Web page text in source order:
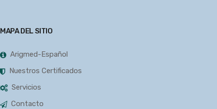
MAPA DEL SITIO
Arigmed-Español
Nuestros Certificados
Servicios
Contacto